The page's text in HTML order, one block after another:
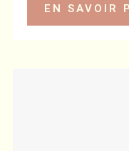
EN SAVOIR